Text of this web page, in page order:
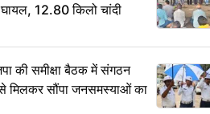
12.80 किलो चांदी
की समीक्षा बैठक में संगठन
मिलकर सौंपा जनसमस्याओं का